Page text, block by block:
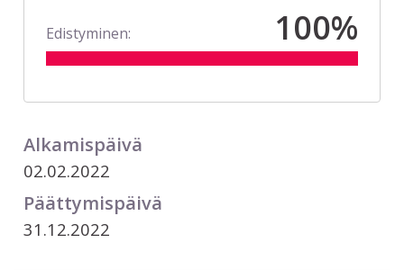
Edistyminen: 100%
Alkamispäivä
02.02.2022
Päättymispäivä
31.12.2022